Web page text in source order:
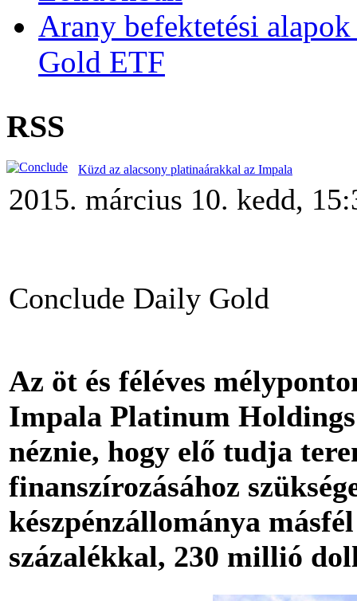
Arany befektetési
Gold ETF
RSS
Küzd az alacsony platinaárakkal az Impala
2015. március 10. kedd,
Conclude Daily Gold
Az öt és féléves
Impala Platinum
néznie, hogy elő tudja
finanszírozásához
készpénzállománya
százalékkal, 230 millió